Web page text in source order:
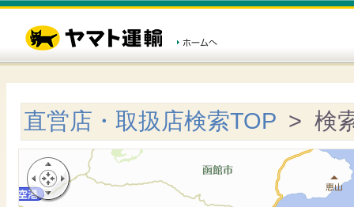
直営店・取扱店検索TOP > 検